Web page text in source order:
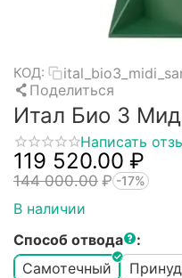
КОД:
Поделиться
Итал Био 3
Написать
119 520.00 ₽
144 000.00 ₽ -17%
В наличии
Способ отвода
:
Самотечный